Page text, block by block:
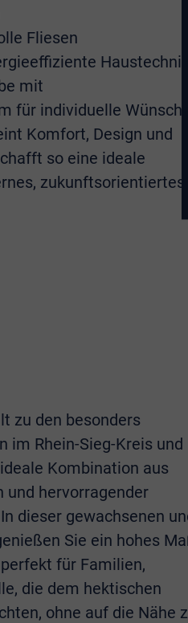
Fliesen
mit
für individuelle
Komfort, Design und
so eine ideale
zukunftsorientiertes
zu den besonders
im Rhein-Sieg-Kreis und
Kombination aus
und hervorragender
dieser gewachsenen
Sie ein hohes
für Familien,
die dem hektischen
ohne auf die Nähe